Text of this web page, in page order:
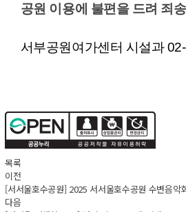
공원 이용에 불편을 드려 죄
서부공원여가센터 시설과
목록
이전
[서서울호수공원] 2025 서서울호수공원 수변음
다음